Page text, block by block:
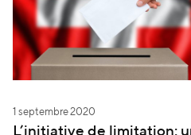
1 septembre 2020
L’initiative de limitation: